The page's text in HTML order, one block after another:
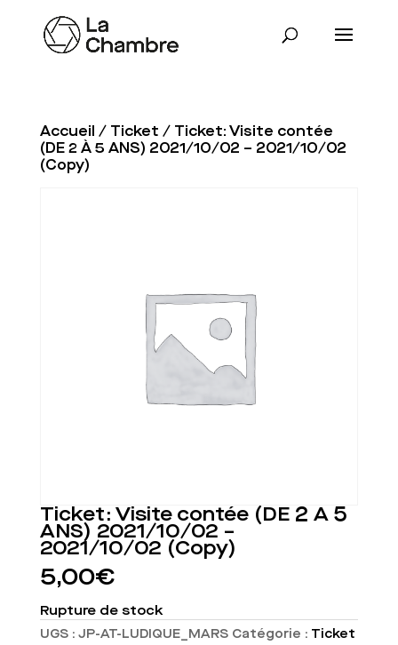
Accueil / Ticket / Ticket: Visite contée
(DE 2 À 5 ANS) 2021/10/02 – 2021/10/02
(Copy)
Ticket: Visite contée (DE 2 À 5
ANS) 2021/10/02 –
2021/10/02 (Copy)
5,00€
Rupture de stock
UGS : JP-AT-LUDIQUE_MARS Catégorie : Ticket